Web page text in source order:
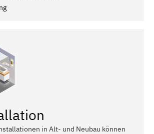
in Alt- und Neubau können